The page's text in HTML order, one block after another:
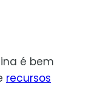
é bem
recursos